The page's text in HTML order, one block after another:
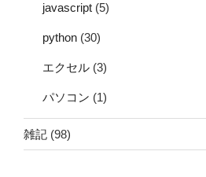
javascript (5)
python (30)
エクセル (3)
パソコン (1)
雑記 (98)